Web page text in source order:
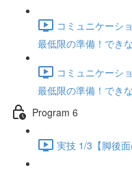
コミュニケーシ
最低限の準備！でき
コミュニケーシ
最低限の準備！でき
Program 6
実技 1/3【脚後